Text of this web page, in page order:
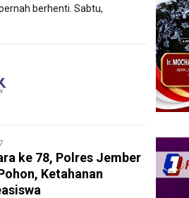
berhenti. Sabtu,
ke 78, Polres Jember
Ketahanan